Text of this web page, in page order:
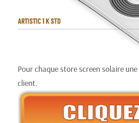
Pour chaque store screen solaire une
client.